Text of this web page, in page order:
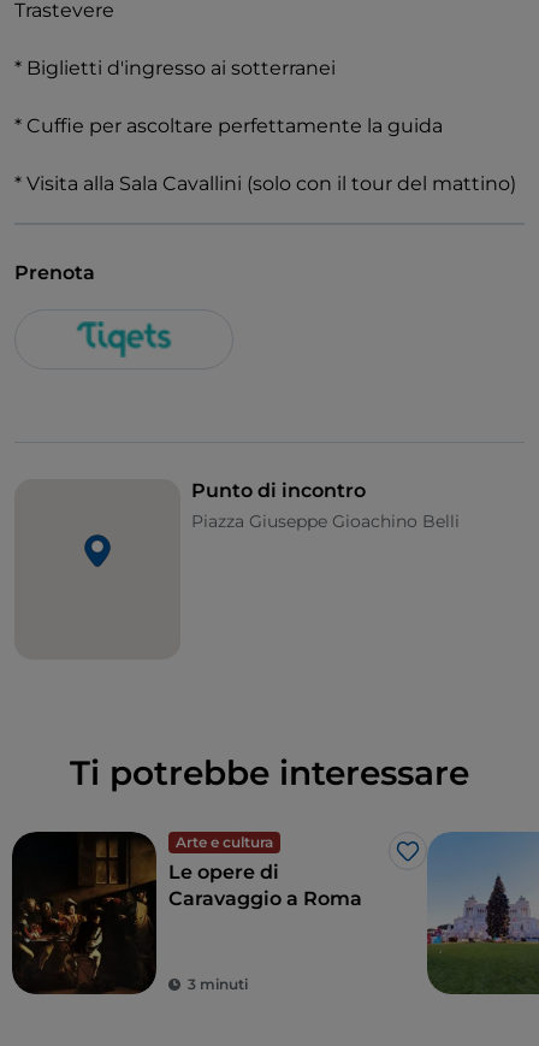
Trastevere
* Biglietti d'ingresso ai sotterranei
* Cuffie per ascoltare perfettamente la guida
* Visita alla Sala Cavallini (solo con il tour del mattino)
Prenota
Punto di incontro
Piazza Giuseppe Gioachino Belli
Ti potrebbe interessare
Arte e cultura
Like
Le opere di
Caravaggio a Roma
3 minuti